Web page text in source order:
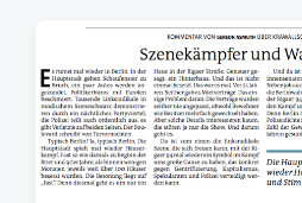
t
l
i
c
h
u
n
t
l
i
c
h
w
ö
r
t
e